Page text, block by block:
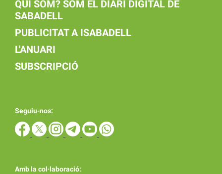
QUI SOM? SOM EL DIARI DIGITAL DE
SABADELL
PUBLICITAT A ISABADELL
L'ANUARI
SUBSCRIPCIÓ
Seguiu-nos:
Amb la col·laboració: